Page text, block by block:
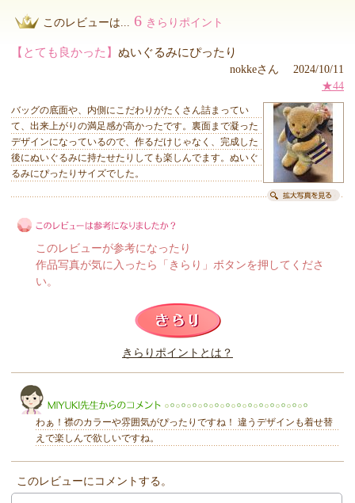
このレビューは... 6 きらりポイント
【とても良かった】 ぬいぐるみにぴったり
nokkeさん 2024/10/11
★44
バッグの底面や、内側にこだわりがたくさん詰まってい
て、出来上がりの満足感が高かったです。裏面まで凝った
デザインになっているので、作るだけじゃなく、完成した
後にぬいぐるみに持たせたりしても楽しんでます。ぬいぐ
るみにぴったりサイズでした。
このレビューは参考になりましたか？
このレビューが参考になったり
作品写真が気に入ったら「きらり」ボタンを押してくださ
い。
きらりポイントとは？
わぁ！襟のカラーや雰囲気がぴったりですね！ 違うデザインも着せ替
えで楽しんで欲しいですね。
このレビューにコメントする。